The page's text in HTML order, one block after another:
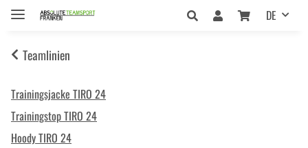
DE
Teamlinien
Trainingsjacke TIRO 24
Trainingstop TIRO 24
Hoody TIRO 24